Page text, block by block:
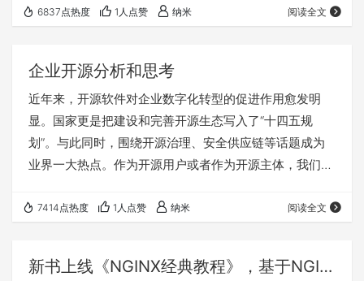
6837点热度 1人点赞 纳米 阅读全文
企业开源分析和思考
近年来，开源软件对企业数字化转型的促进作用愈发明
显。国家更是把建设和完善开源生态写入了“十四五规
划”。与此同时，围绕开源治理、安全供应链等话题成为
业界一大热点。作为开源用户或者作为开源主体，我们应
开源。本文将与您一起从开源的意义、商业模式、风险与
意义，可以用一句话来概括“利己与利他”。使用开源项目
7414点热度 1人点赞 纳米 阅读全文
新书上线《NGINX经典教程》，基于NGINX的新技术新场景。感谢支持